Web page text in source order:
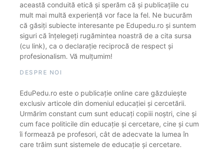
această conduită etică și sperăm că și publicațiile cu
mult mai multă experiență vor face la fel. Ne bucurăm
că găsiți subiecte interesante pe Edupedu.ro și suntem
siguri că înțelegeți rugămintea noastră de a cita sursa
(cu link), ca o declarație reciprocă de respect și
profesionalism. Vă mulțumim!
DESPRE NOI
EduPedu.ro este o publicație online care găzduiește
exclusiv articole din domeniul educației și cercetării.
Urmărim constant cum sunt educați copiii noștri, cine și
cum face politicile din educație și cercetare, cine și cum
îi formează pe profesori, cât de adecvate la lumea în
care trăim sunt sistemele de educație și cercetare.